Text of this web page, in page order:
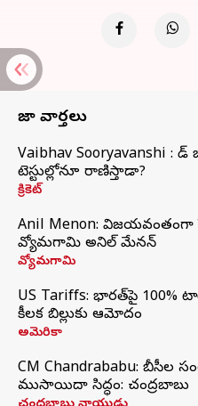
తాజా వార్తలు
Vaibhav Sooryavanshi :
టెస్టుల్లోనూ రాణిస్తాడా?
క్రికెట్
Anil Menon:
వ్యోమగామి అనిల్‌ మేనన్
వ్యోమగామి
US Tariffs: భారత్‌పై
కీలక బిల్లుకు ఆమోదం
అమెరికా
CM Chandrababu: బీసీల
ముసాయిదా సిద్ధం: చంద్రబాబు